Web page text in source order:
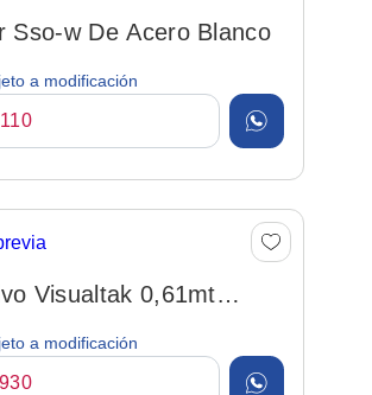
Sso-w De Acero Blanco
a modificación
Visualtak 0,61mt
a modificación